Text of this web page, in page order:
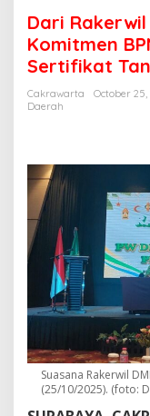
Dari
Komitmen
Sertifikat
Cakrawarta
October 25,
Daerah
Suasana Rakerwil
(25/10/2025). (foto: